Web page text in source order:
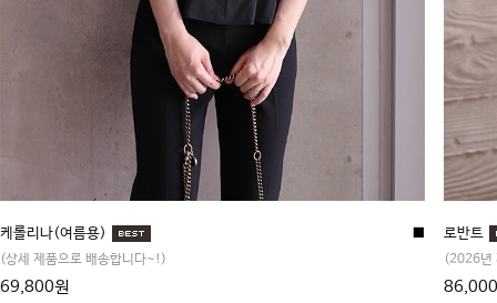
케롤리나(여름용)
(상세 제품으로 배송합니다~!)
69,800원
■ 로반트
(2026년